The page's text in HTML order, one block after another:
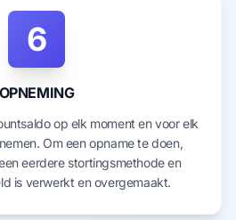
6
OPNEMING
op elk moment en voor elk
Om een opname te doen,
eerdere stortingsmethode en
is verwerkt en overgemaakt.